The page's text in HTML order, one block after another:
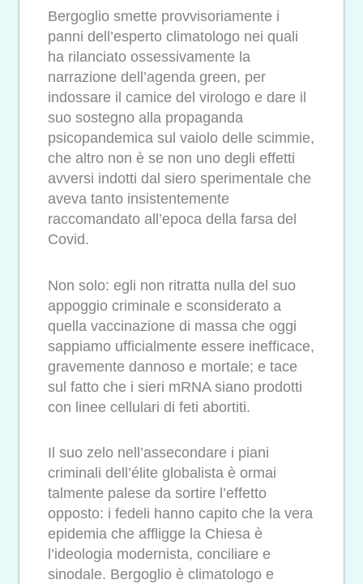
Bergoglio smette provvisoriamente i
panni dell’esperto climatologo nei quali
ha rilanciato ossessivamente la
narrazione dell’agenda green, per
indossare il camice del virologo e dare il
suo sostegno alla propaganda
psicopandemica sul vaiolo delle scimmie,
che altro non è se non uno degli effetti
avversi indotti dal siero sperimentale che
aveva tanto insistentemente
raccomandato all’epoca della farsa del
Covid.
Non solo: egli non ritratta nulla del suo
appoggio criminale e sconsiderato a
quella vaccinazione di massa che oggi
sappiamo ufficialmente essere inefficace,
gravemente dannoso e mortale; e tace
sul fatto che i sieri mRNA siano prodotti
con linee cellulari di feti abortiti.
Il suo zelo nell’assecondare i piani
criminali dell’élite globalista è ormai
talmente palese da sortire l’effetto
opposto: i fedeli hanno capito che la vera
epidemia che affligge la Chiesa è
l’ideologia modernista, conciliare e
sinodale. Bergoglio è climatologo e